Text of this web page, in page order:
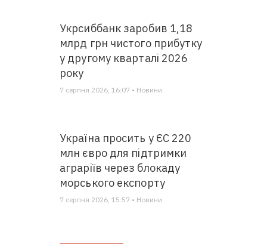
Укрсиббанк заробив 1,18
млрд грн чистого прибутку
у другому кварталі 2026
року
7 серпня 2026, 16:07 • Новини
Україна просить у ЄС 220
млн євро для підтримки
аграріїв через блокаду
морського експорту
7 серпня 2026, 15:57 • Новини